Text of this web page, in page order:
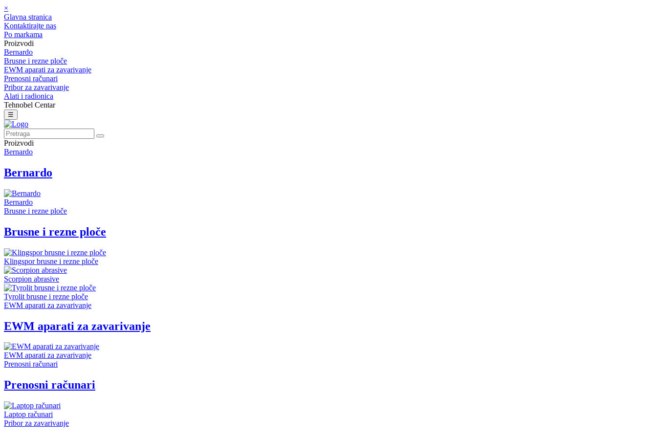
×
Glavna stranica
Kontaktirajte nas
Po markama
Proizvodi
Bernardo
Brusne i rezne ploče
EWM aparati za zavarivanje
Prenosni računari
Pribor za zavarivanje
Alati i radionica
Tehnobel Centar
☰
Proizvodi
Bernardo
Bernardo
Bernardo
Brusne i rezne ploče
Brusne i rezne ploče
Klingspor brusne i rezne ploče
Scorpion abrasive
Tyrolit brusne i rezne ploče
EWM aparati za zavarivanje
EWM aparati za zavarivanje
EWM aparati za zavarivanje
Prenosni računari
Prenosni računari
Laptop računari
Pribor za zavarivanje